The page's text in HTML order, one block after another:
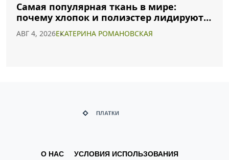
Самая популярная ткань в мире:
почему хлопок и полиэстер лидируют в
2026 году
АВГ 4, 2026ЕКАТЕРИНА РОМАНОВСКАЯ
О НАС УСЛОВИЯ ИСПОЛЬЗОВАНИЯ